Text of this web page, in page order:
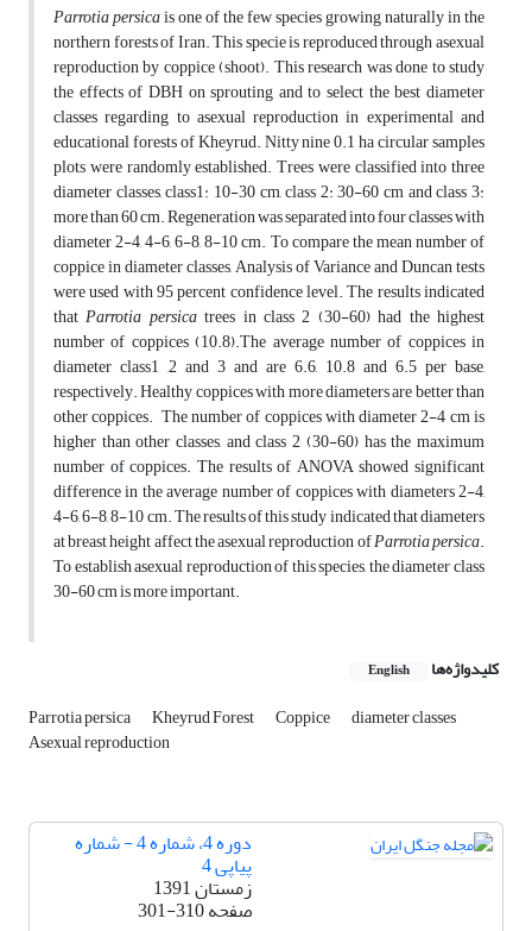
Parrotia persicais one of the few species growing naturally in the
northern forests of Iran. This specie is reproduced through asexual
reproduction by coppice (shoot). This research was done to study
the effects of DBH on sprouting and to select the best diameter
classes regarding to asexual reproduction in experimental and
educational forests of Kheyrud. Nitty nine 0.1 ha circular samples
plots were randomly established. Trees were classified into three
diameter classes, class1: 10-30 cm, class 2: 30-60 cm and class 3:
more than 60 cm. Regeneration was separated into four classes with
diameter 2-4, 4-6, 6-8, 8-10 cm. To compare the mean number of
coppice in diameter classes, Analysis of Variance and Duncan tests
were used with 95 percent confidence level. The results indicated
thatParrotia persicatrees in class 2 (30-60) had the highest
number of coppices (10.8).The average number of coppices in
diameter class1 ,2 and 3 and are 6.6, 10.8 and 6.5 per base,
respectively. Healthy coppices with more diameters are better than
other coppices. The number of coppices with diameter 2-4 cm is
higher than other classes, and class 2 (30-60) has the maximum
number of coppices. The results of ANOVA showed significant
difference in the average number of coppices with diameters 2-4,
4-6, 6-8, 8-10 cm. The results of this study indicated that diameters
at breast height affect the asexual reproduction ofParrotia persica.
To establish asexual reproduction of this species, the diameter class
30-60 cm is more important.
کلیدواژه‌ها English
Parrotia persica Kheyrud Forest Coppice diameter classes
Asexual reproduction
دوره 4، شماره 4 - شماره
پیاپی 4
زمستان 1391
صفحه301-310